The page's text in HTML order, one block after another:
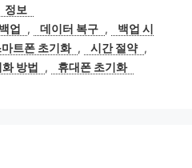
카
테
정보
업 , 데이터 복구 ,
백업 시
마트폰 초기화 , 시간 절약 ,
방법 , 휴대폰 초기화